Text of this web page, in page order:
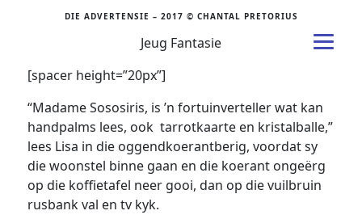
DIE ADVERTENSIE – 2017 © CHANTAL PRETORIUS
Jeug Fantasie
[spacer height=”20px”]
“Madame Sososiris, is ’n fortuinverteller wat kan
handpalms lees, ook tarrotkaarte en kristalballe,”
lees Lisa in die oggendkoerantberig, voordat sy
die woonstel binne gaan en die koerant ongeërg
op die koffietafel neer gooi, dan op die vuilbruin
rusbank val en tv kyk.